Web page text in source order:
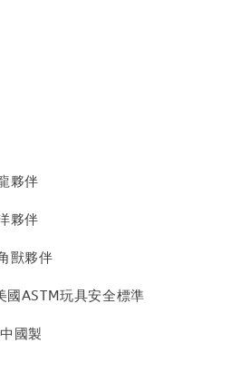
夥伴
夥伴
獸夥伴
國ASTM玩具安全標準
國製